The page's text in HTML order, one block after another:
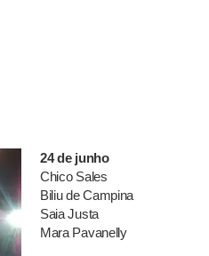
24 de junho
Chico Sales
Biliu de Campina
Saia Justa
Mara Pavanelly